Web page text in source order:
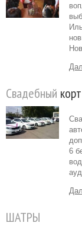
Свадебный
6
ШАТРЫ